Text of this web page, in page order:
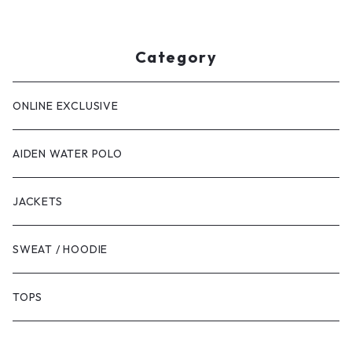
Category
ONLINE EXCLUSIVE
AIDEN WATER POLO
JACKETS
SWEAT / HOODIE
TOPS